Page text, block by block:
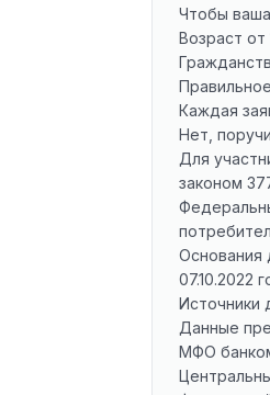
Чтобы
Возраст от
Каждая
Нет,
Для
законом
Основания
07.10.2022
Источники
Данные
МФО